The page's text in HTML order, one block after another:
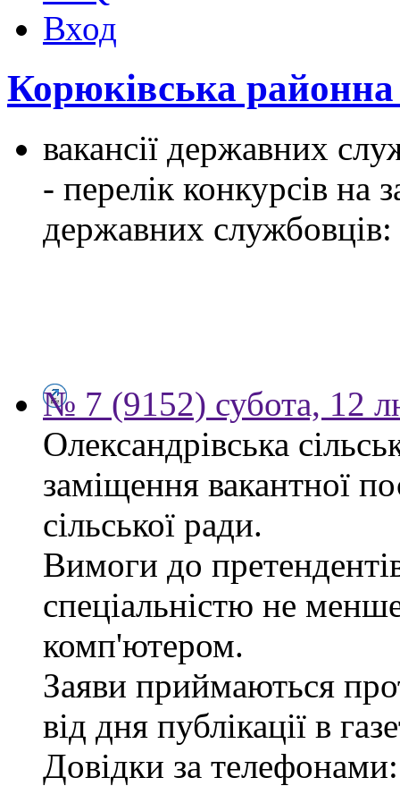
Вход
Корюківська
вакансії державних
- перелік конкурсів на
державних службовців:
№ 7 (9152) субота, 12
Олександрівська
заміщення вакантної
сільської ради.
Вимоги до
спеціальністю не
комп'ютером.
Заяви приймаються
від дня публікації в
Довідки за